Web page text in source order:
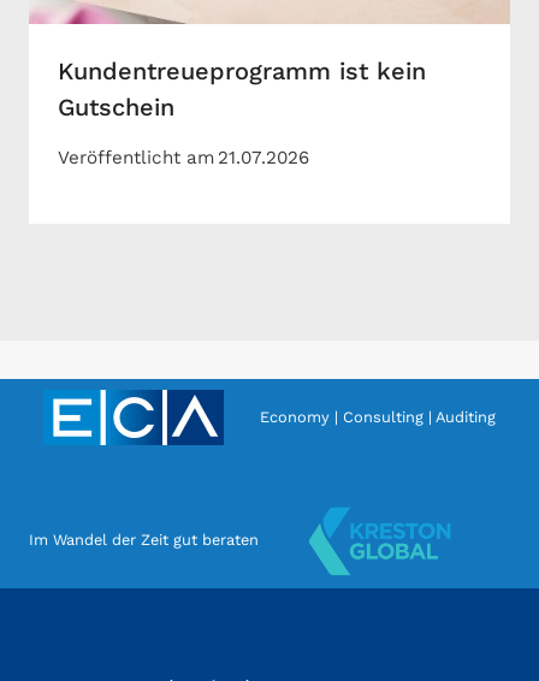
Kundentreueprogramm ist kein
Gutschein
Veröffentlicht am 21.07.2026
Economy | Consulting | Auditing
Im Wandel der Zeit gut beraten